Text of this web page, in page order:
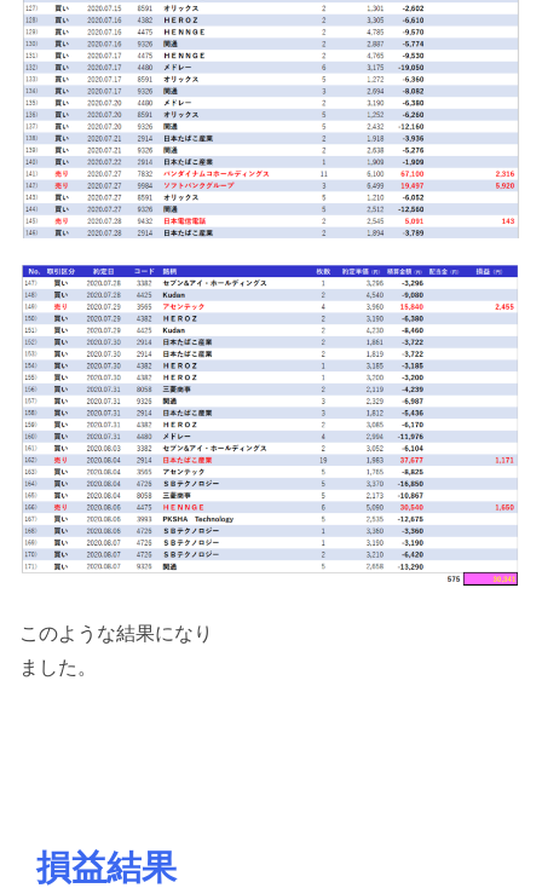
このような結果になり
ました。
損益結果